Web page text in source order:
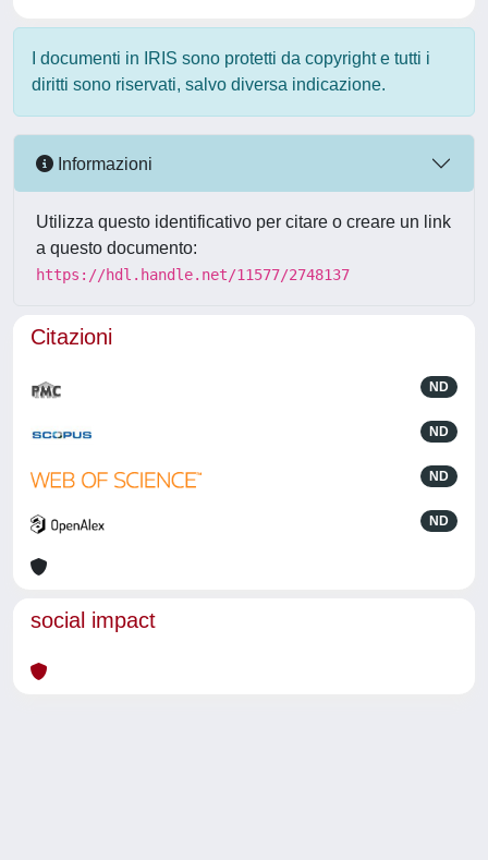
I documenti in IRIS sono protetti da copyright e tutti i
diritti sono riservati, salvo diversa indicazione.
Informazioni
Utilizza questo identificativo per citare o creare un link
a questo documento:
https://hdl.handle.net/11577/2748137
Citazioni
ND
ND
ND
ND
social impact